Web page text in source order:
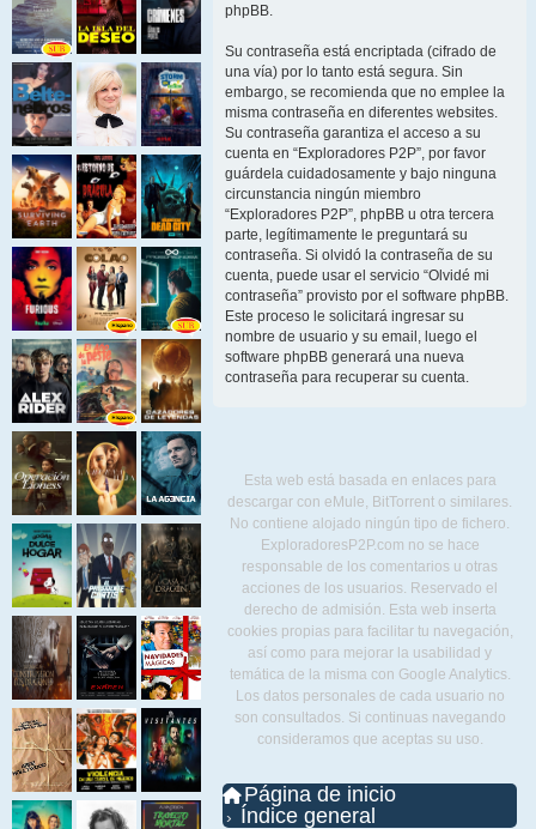
phpBB.
Su contraseña está encriptada (cifrado de
una vía) por lo tanto está segura. Sin
embargo, se recomienda que no emplee la
misma contraseña en diferentes websites.
Su contraseña garantiza el acceso a su
cuenta en “Exploradores P2P”, por favor
guárdela cuidadosamente y bajo ninguna
circunstancia ningún miembro
“Exploradores P2P”, phpBB u otra tercera
parte, legítimamente le preguntará su
contraseña. Si olvidó la contraseña de su
cuenta, puede usar el servicio “Olvidé mi
contraseña” provisto por el software phpBB.
Este proceso le solicitará ingresar su
nombre de usuario y su email, luego el
software phpBB generará una nueva
contraseña para recuperar su cuenta.
Esta web está basada en enlaces para
descargar con eMule, BitTorrent o similares.
No contiene alojado ningún tipo de fichero.
ExploradoresP2P.com no se hace
responsable de los comentarios u otras
acciones de los usuarios. Reservado el
derecho de admisión. Esta web inserta
cookies propias para facilitar tu navegación,
así como para mejorar la usabilidad y
temática de la misma con Google Analytics.
Los datos personales de cada usuario no
son consultados. Si continuas navegando
consideramos que aceptas su uso.
Página de inicio
Índice general